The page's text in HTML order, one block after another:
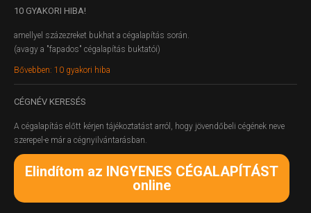
10 GYAKORI HIBA!
amellyel százezreket bukhat a cégalapítás során.
(avagy a "fapados" cégalapítás buktatói)
Bővebben: 10 gyakori hiba
CÉGNÉV KERESÉS
A cégalapítás előtt kérjen tájékoztatást arról, hogy jövendőbeli cégének neve
szerepel-e már a cégnyilvántarásban.
Elindítom az INGYENES CÉGALAPÍTÁST
online